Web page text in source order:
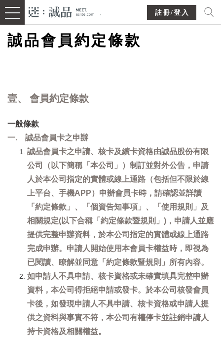
註冊/登入
誠品會員約定條款
壹、 會員約定條款
一般條款
一. 誠品會員卡之申辦
誠品會員卡之申請、核卡及續卡資格由誠品股份有限
公司（以下簡稱「本公司」）制訂並對外公告，申請
人於本公司指定的實體或線上通路（包括但不限於線
上平台、手機APP）申辦會員卡時，請確認並詳讀
「約定條款」、「個資告知事項」、「使用規則」及
相關規定(以下合稱「約定條款暨規則」)，申請人並應
提供完整申辦資料，於本公司指定的實體或線上通路
完成申辦。申請人開始使用本會員卡權益時，即視為
已閱讀、瞭解並同意「約定條款暨規則」所有內容。
如申請人不具申請、核卡資格或未確實填具完整申辦
資料，本公司得拒絕申請或發卡。於本公司核發會員
卡後，如發現申請人不具申請、核卡資格或申請人提
供之資料與事實不符，本公司有權停卡並註銷申請人
持卡資格及相關權益。